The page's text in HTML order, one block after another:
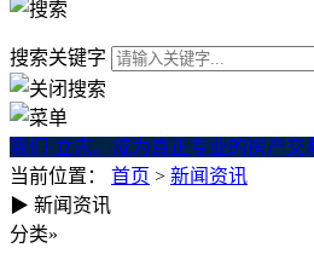
搜索关键字
我们·立志。成为真正专业的房产交
当前位置： 首页 > 新闻资讯
房屋出租找哪个
▶ 新闻资讯
分类»